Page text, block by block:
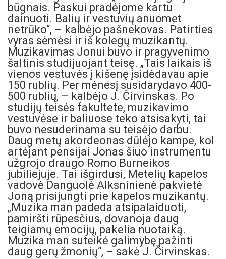
būgnais. Paskui pradėjome kartu
dainuoti. Balių ir vestuvių anuomet
netrūko“, – kalbėjo pašnekovas. Patirties
vyras sėmėsi ir iš kolegų muzikantų.
Muzikavimas Jonui buvo ir pragyvenimo
šaltinis studijuojant teisę. „Tais laikais iš
vienos vestuvės į kišenę įsidėdavau apie
150 rublių. Per mėnesį susidarydavo 400-
500 rublių, – kalbėjo J. Čirvinskas. Po
studijų teisės fakultete, muzikavimo
vestuvėse ir baliuose teko atsisakyti, tai
buvo nesuderinama su teisėjo darbu.
Daug metų akordeonas dūlėjo kampe, kol
artėjant pensijai Jonas šiuo instrumentu
užgrojo draugo Romo Burneikos
jubiliejuje. Tai išgirdusi, Metelių kapelos
vadovė Danguolė Alksninienė pakvietė
Joną prisijungti prie kapelos muzikantų.
„Muzika man padeda atsipalaiduoti,
pamiršti rūpesčius, dovanoja daug
teigiamų emocijų, pakelia nuotaiką.
Muzika man suteikė galimybę pažinti
daug gerų žmonių“, – sakė J. Čirvinskas.